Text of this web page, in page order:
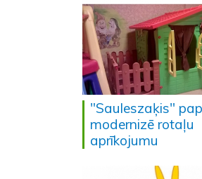
"Sauleszaķis"
modernizē rotaļu
aprīkojumu